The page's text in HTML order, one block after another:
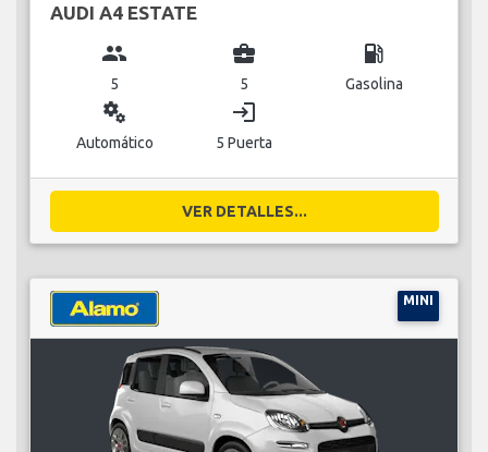
AUDI A4 ESTATE
group
5
business_center
5
local_gas_station
Gasolina
miscellaneous_services
Automático
login
5 Puerta
VER DETALLES...
MINI